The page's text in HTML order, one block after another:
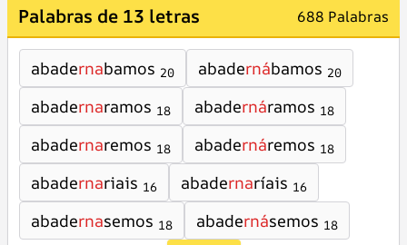
Palabras de 13 letras 688 Palabras
abadernabamos 20 abadernábamos 20
abadernaramos 18 abadernáramos 18
abadernaremos 18 abadernáremos 18
abadernariais 16 abadernaríais 16
abadernasemos 18 abadernásemos 18